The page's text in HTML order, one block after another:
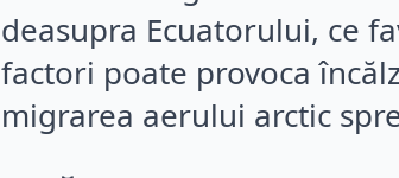
deasupra Ecuatorului, ce
factori poate provoca
migrarea aerului arctic